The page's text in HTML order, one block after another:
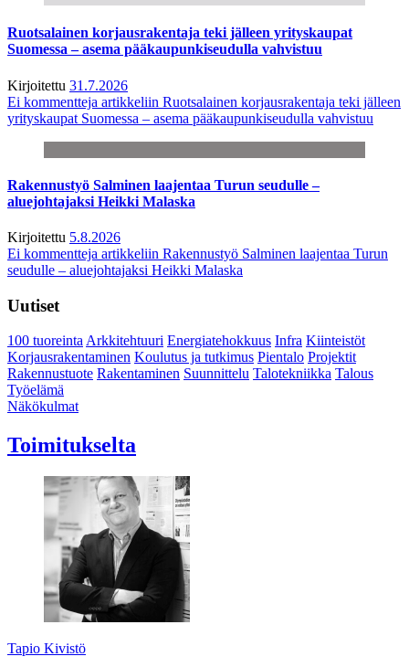
Ruotsalainen korjausrakentaja teki jälleen yrityskaupat
Suomessa – asema pääkaupunkiseudulla vahvistuu
Kirjoitettu 31.7.2026
Ei kommentteja artikkeliin Ruotsalainen korjausrakentaja teki jälleen
yrityskaupat Suomessa – asema pääkaupunkiseudulla vahvistuu
Rakennustyö Salminen laajentaa Turun seudulle –
aluejohtajaksi Heikki Malaska
Kirjoitettu 5.8.2026
Ei kommentteja artikkeliin Rakennustyö Salminen laajentaa Turun
seudulle – aluejohtajaksi Heikki Malaska
Uutiset
100 tuoreintaArkkitehtuuri Energiatehokkuus Infra Kiinteistöt
Korjausrakentaminen Koulutus ja tutkimus Pientalo Projektit
Rakennustuote Rakentaminen Suunnittelu Talotekniikka Talous
Työelämä
Näkökulmat
Toimitukselta
Tapio Kivistö